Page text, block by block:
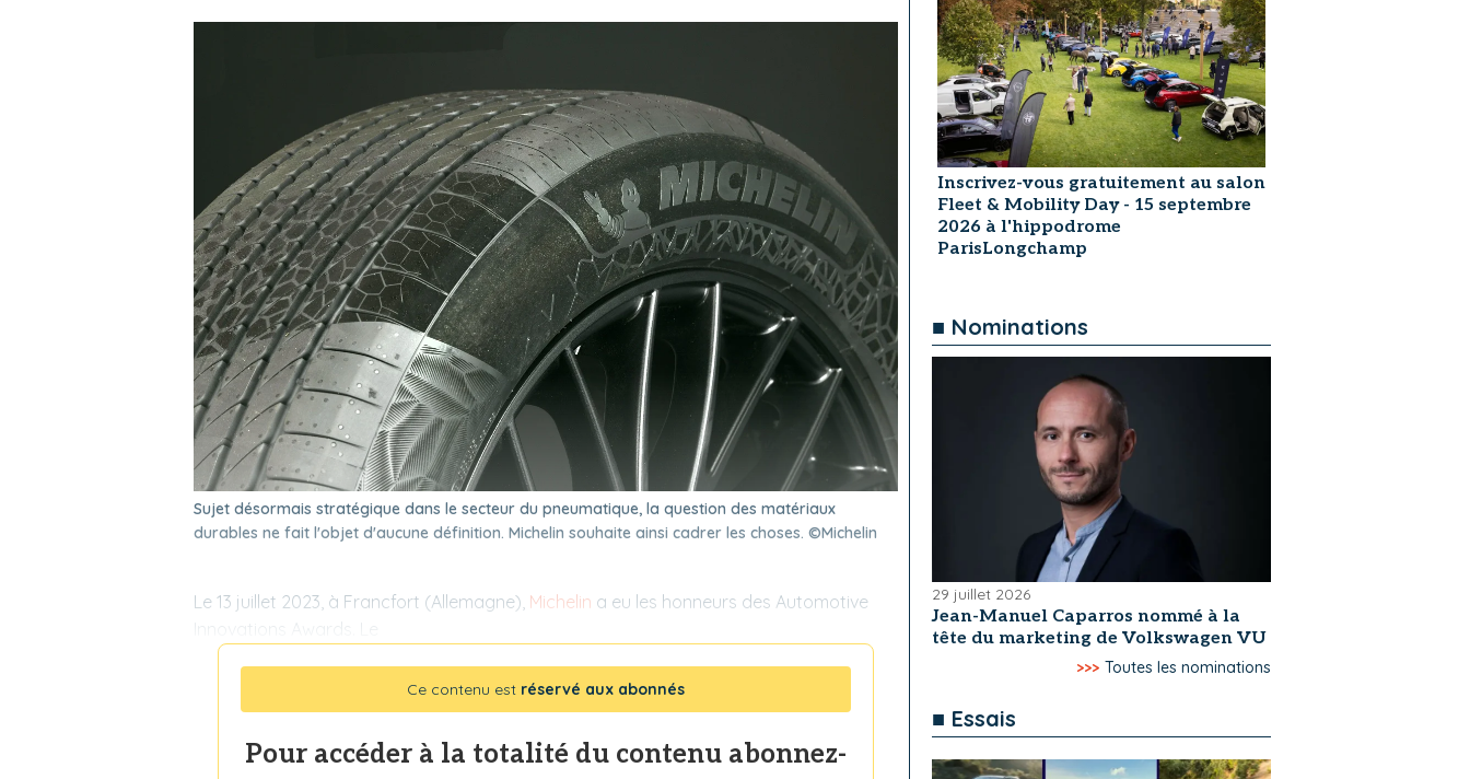
Sujet désormais stratégique dans le secteur du pneumatique, la question des matériaux
durables ne fait l'objet d'aucune définition. Michelin souhaite ainsi cadrer les choses. ©Michelin
Le 13 juillet 2023, à Francfort (Allemagne), Michelin a eu les honneurs des Automotive
Innovations Awards. Le
Ce contenu est réservé aux abonnés
Pour accéder à la totalité du contenu abonnez-
Inscrivez-vous gratuitement au salon
Fleet & Mobility Day - 15 septembre
2026 à l'hippodrome
ParisLongchamp
■ Nominations
29 juillet 2026
Jean-Manuel Caparros nommé à la
tête du marketing de Volkswagen VU
>>> Toutes les nominations
■ Essais